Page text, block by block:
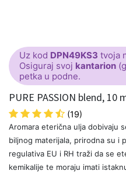
Uz kod DPN49KS3 tvoja
Osiguraj svoj kantarion
petka u podne.
PURE PASSION blend, 10
(19)
Aromara eterična ulja dobivaju
biljnog materijala, prirodna su i
regulativa EU i RH traži da se
kemikalije te moraju imati